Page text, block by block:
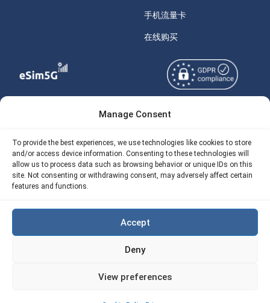
Manage Consent
To provide the best experiences, we use technologies like cookies to store
and/or access device information. Consenting to these technologies will
allow us to process data such as browsing behavior or unique IDs on this
site. Not consenting or withdrawing consent, may adversely affect certain
features and functions.
Accept
Deny
View preferences
手机流量卡
在线购买
Your Tickets
免费eSIM流量计算器
我们的 API
eSIM5G 退款政策
Copyright © 2026
使用条款
隐私政策
Site Map